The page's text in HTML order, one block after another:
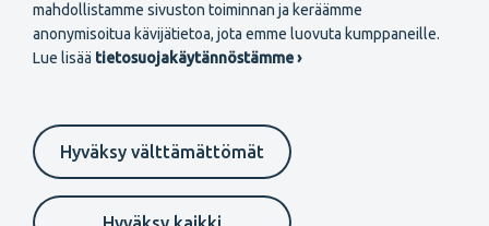
mahdollistamme sivuston toiminnan ja keräämme
anonymisoitua kävijätietoa, jota emme luovuta kumppaneille.
Lue lisää tietosuojakäytännöstämme ›
Hyväksy välttämättömät
Secondary
FI
Liity jäseneksi
Footer
Evästeasetukset Tietosuojaselosteet
Suomeksi In English På svenska